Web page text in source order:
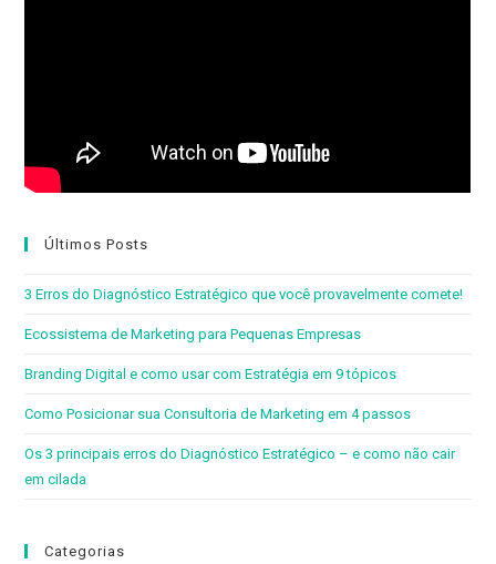
Últimos Posts
3 Erros do Diagnóstico Estratégico que você provavelmente comete!
Ecossistema de Marketing para Pequenas Empresas
Branding Digital e como usar com Estratégia em 9 tópicos
Como Posicionar sua Consultoria de Marketing em 4 passos
Os 3 principais erros do Diagnóstico Estratégico – e como não cair
em cilada
Categorias